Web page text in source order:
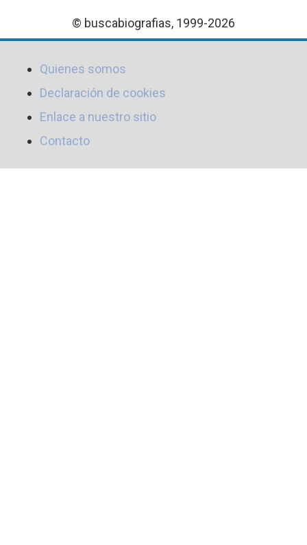
© buscabiografias, 1999-2026
Quienes somos
Declaración de cookies
Enlace a nuestro sitio
Contacto